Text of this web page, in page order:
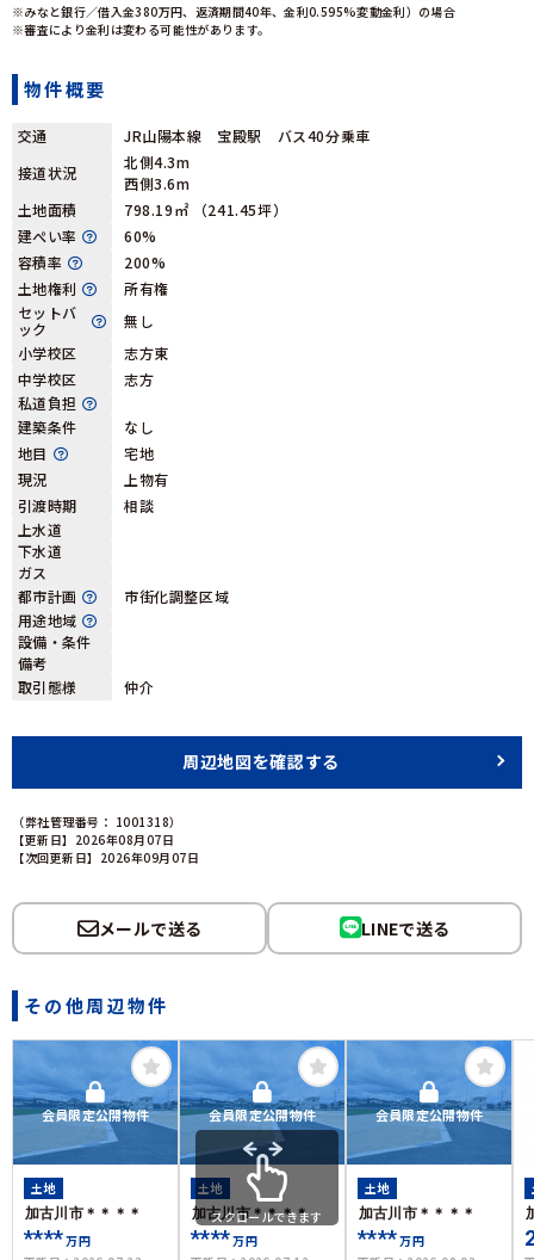
※みなと銀行／借入金380万円、返済期間40年、金利0.595%変動金利）の場合
※審査により金利は変わる可能性があります。
物件概要
交通
JR山陽本線 宝殿駅 バス40分乗車
接道状況
北側4.3m
西側3.6m
土地面積
798.19㎡ （241.45坪）
建ぺい率
60%
容積率
200%
土地権利
所有権
セットバ
ック
無し
小学校区
志方東
中学校区
志方
私道負担
建築条件
なし
地目
宅地
現況
上物有
引渡時期
相談
上水道
下水道
ガス
都市計画
市街化調整区域
用途地域
設備・条件
備考
取引態様
仲介
周辺地図を確認する
（弊社管理番号： 1001318）
【更新日】2026年08月07日
【次回更新日】2026年09月07日
メールで送る LINEで送る
その他周辺物件
会員限定公開物件
土地
加古川市＊＊＊＊
****万円
会員限定公開物件
土地
加古川市＊＊＊＊
****万円
会員限定公開物件
土地
加古川市＊＊＊＊
****万円
スクロールできます